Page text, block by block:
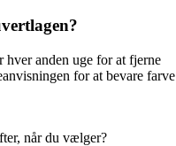
hver anden uge for at fjerne
for at bevare farve
når du vælger?